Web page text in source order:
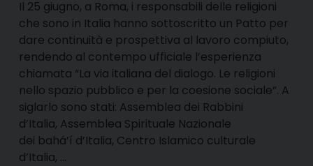
Il 25 giugno, a Roma, i responsabili delle religioni
che sono in Italia hanno sottoscritto un Patto per
dare continuità e prospettiva al lavoro compiuto,
rendendo al contempo ufficiale l’esperienza
chiamata “La via italiana del dialogo. Le religioni
nello spazio pubblico e per la coesione sociale”. A
siglarlo sono stati: Assemblea dei Rabbini
d’Italia, Assemblea Spirituale Nazionale
dei bahá’í d’Italia, Centro Islamico culturale
d’Italia, …